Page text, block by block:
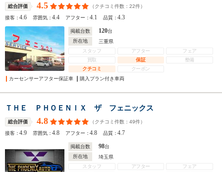
総合評価 4.5 （クチコミ件数： 22件）
接客：4.6 雰囲気：4.4 アフター：4.1 品質：4.3
掲載台数 120台
所在地
三重県
スタッフ
アフター
フェア
買取
保証
整備
クチコミ
クーポン
カーセンサーアフター保証車
購入プラン付き車両
ＴＨＥ ＰＨＯＥＮＩＸ ザ フェニックス
総合評価 4.8 （クチコミ件数： 49件）
接客：4.9 雰囲気：4.8 アフター：4.8 品質：4.7
掲載台数 98台
所在地
埼玉県
スタッフ
アフター
フェア